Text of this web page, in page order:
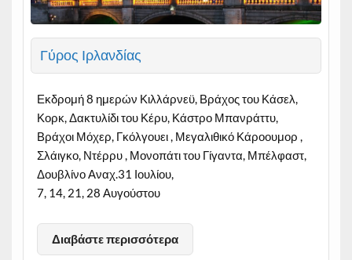
Γύρος Ιρλανδίας
Εκδρομή 8 ημερών Κιλλάρνεϋ, Βράχος του Κάσελ,
Κορκ, Δακτυλίδι του Κέρυ, Κάστρο Μπανράττυ,
Βράχοι Μόχερ, Γκόλγουει , Μεγαλιθικό Κάροουμορ ,
Σλάιγκο, Ντέρρυ , Μονοπάτι του Γίγαντα, Μπέλφαστ,
Δουβλίνο Αναχ.31 Ιουλίου,
7, 14, 21, 28 Αυγούστου
Διαβάστε περισσότερα